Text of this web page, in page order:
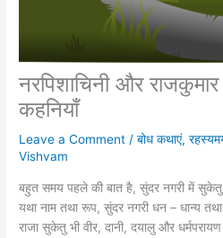
नरपिशाचिनी और राजकुमार
कहनियाँ
Leave a Comment /बोध कथाएं,
Vishvam
बहुत समय पहले की बात है, सुंदर नगरी में सुकेतु
यथा नाम तथा रूप, सुंदर नगरी धन – धान्य तथा
राजा सुकेतु भी वीर, दानी, दयालु और